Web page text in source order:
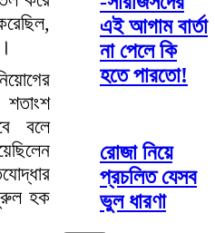
বলে
হক
এই আগাম বার্তা
না পেলে কি
হতে পারতো!
রোজা নিয়ে
প্রচলিত যেসব
ভুল ধারণা